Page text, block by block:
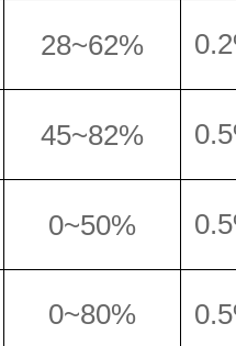
28~62%
45~82% 0.5
0~50%
0~80%